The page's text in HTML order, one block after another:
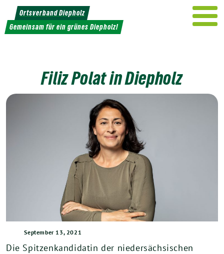
Weiter
zum
Inhalt
Ortsverband Diepholz
Gemeinsam für ein grünes Diepholz!
Filiz Polat in Diepholz
September 13, 2021
Die Spitzenkandidatin der niedersächsischen